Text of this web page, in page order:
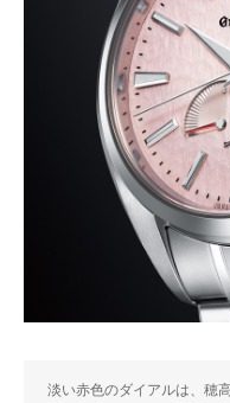
淡い赤色のダイアルは、穂